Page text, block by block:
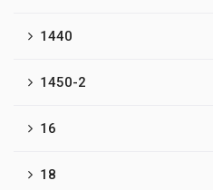
1440
1450-2
16
18